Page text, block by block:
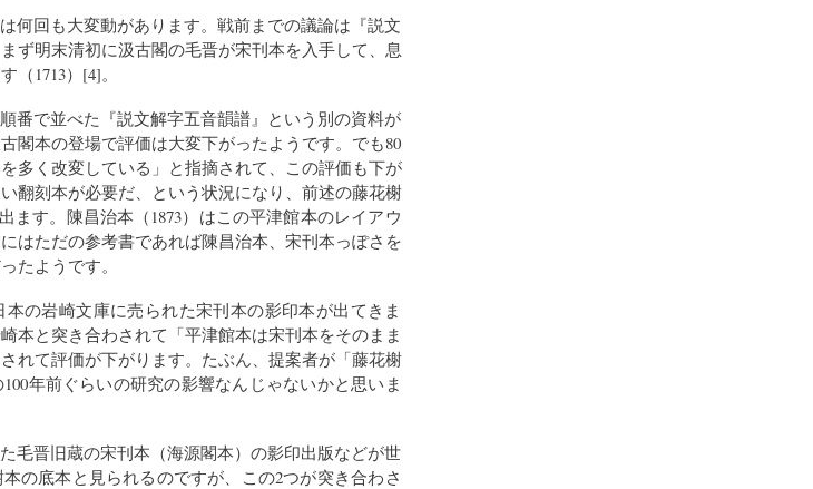
何回も大変動があります。戦前までの議論は『説文
ず明末清初に汲古閣の毛晋が宋刊本を入手して、息
1713）[4]。
番で並べた『説文解字五音韻譜』という別の資料が
閣本の登場で評価は大変下がったようです。でも80
多く改変している」と指摘されて、この評価も下が
翻刻本が必要だ、という状況になり、前述の藤花榭
ます。陳昌治本（1873）はこの平津館本のレイアウ
はただの参考書であれば陳昌治本、宋刊本っぽさを
たようです。
の岩崎文庫に売られた宋刊本の影印本が出てきま
本と突き合わされて「平津館本は宋刊本をそのまま
れて評価が下がります。たぶん、提案者が「藤花榭
年前ぐらいの研究の影響なんじゃないかと思いま
毛晋旧蔵の宋刊本（海源閣本）の影印出版などが世
の底本と見られるのですが、この2つが突き合わさ